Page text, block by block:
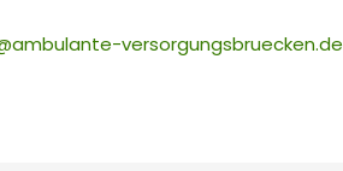
versorgungsbruecken.de